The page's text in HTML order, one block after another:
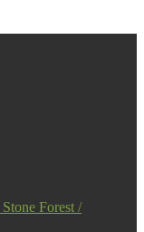
Stone Forest /